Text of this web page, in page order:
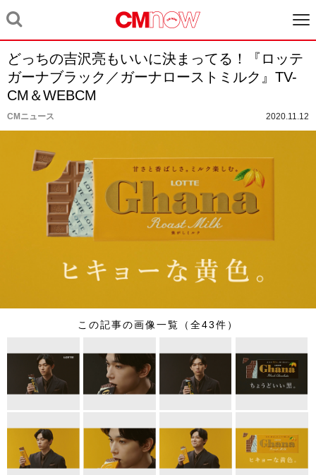
どっちの吉沢亮もいいに決まってる！『ロッテ
ガーナブラック／ガーナローストミルク』TV-
CM＆WEBCM
CMニュース 2020.11.12
この記事の画像一覧（全43件）